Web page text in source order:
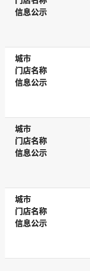
信息公示
信息公示
城市
城市
门店名称
门店名称
信息公示
信息公示
城市
城市
门店名称
门店名称
信息公示
信息公示
城市
城市
门店名称
门店名称
信息公示
信息公示